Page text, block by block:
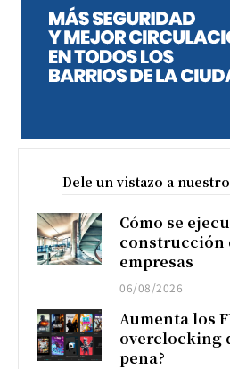
Dele un vistazo a
Cómo se
construcción
empresas
06/08/2026
Aumenta los
overclocking
pena?